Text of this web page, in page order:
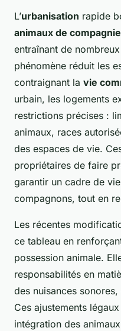
L’urbanisation rapide
animaux de compagnie
entraînant de nombreux
phénomène réduit les
contraignant la vie
urbain, les logements
restrictions précises :
animaux, races
des espaces de vie.
propriétaires de faire
garantir un cadre de
compagnons, tout en
Les récentes
ce tableau en
possession animale.
responsabilités en
des nuisances
Ces ajustements
intégration des